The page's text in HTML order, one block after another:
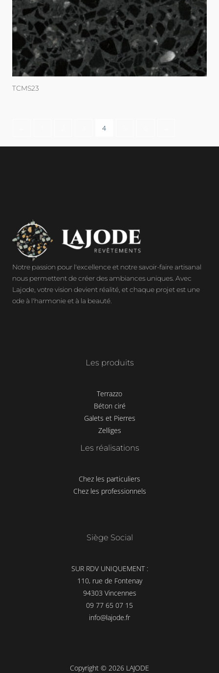
TCMS23
4
Notre passion pour l'excellence et notre savoir-faire artisanal
nous permettent de créer des ambiances uniques. Avec
Lajode, votre vision devient réalité, et chaque projet est une
ode à l'harmonie et à la beauté.
Les produits
Terrazzo
Béton ciré
Galets et Pierres
Zelliges
Les réalisations
Chez les particuliers
Chez les professionnels
Siège Social
SUR RDV UNIQUEMENT :
110, rue de Fontenay
94303 Vincennes
09 77 65 07 15
info@lajode.fr
Copyright © 2026 LAJODE